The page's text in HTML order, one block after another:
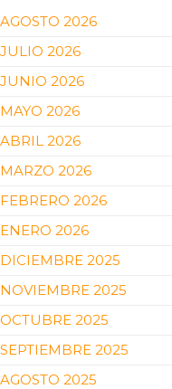
AGOSTO 2026
JULIO 2026
JUNIO 2026
MAYO 2026
ABRIL 2026
MARZO 2026
FEBRERO 2026
ENERO 2026
DICIEMBRE 2025
NOVIEMBRE 2025
OCTUBRE 2025
SEPTIEMBRE 2025
AGOSTO 2025